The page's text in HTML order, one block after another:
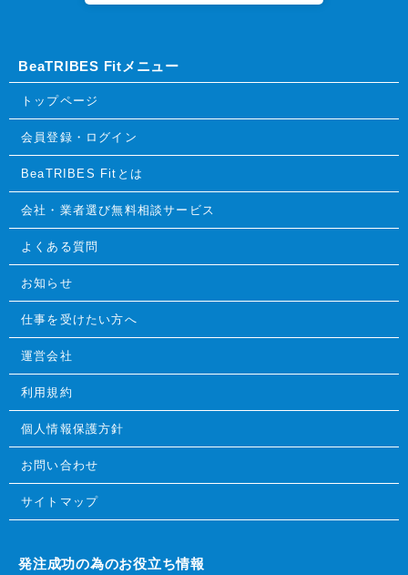
BeaTRIBES Fitメニュー
トップページ
会員登録・ログイン
BeaTRIBES Fitとは
会社・業者選び無料相談サービス
よくある質問
お知らせ
仕事を受けたい方へ
運営会社
利用規約
個人情報保護方針
お問い合わせ
サイトマップ
発注成功の為のお役立ち情報